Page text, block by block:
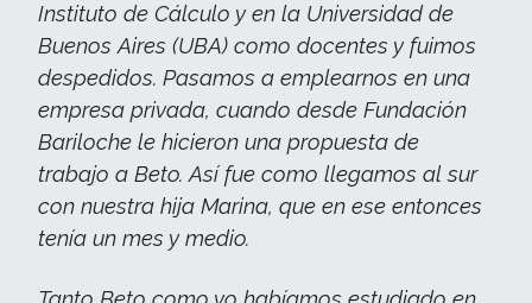
Instituto de Cálculo y en la Universidad de
Buenos Aires (UBA) como docentes y fuimos
despedidos. Pasamos a emplearnos en una
empresa privada, cuando desde Fundación
Bariloche le hicieron una propuesta de
trabajo a Beto. Así fue como llegamos al sur
con nuestra hija Marina, que en ese entonces
tenía un mes y medio.